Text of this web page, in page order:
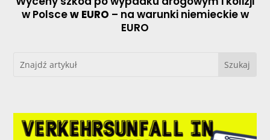
w Polscew EURO – na warunki niemieckie w
EURO